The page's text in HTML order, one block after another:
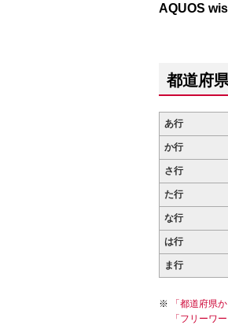
AQUOS
都道府
あ行
か行
さ行
た行
な行
は行
ま行
「都道府県
「フリーワ